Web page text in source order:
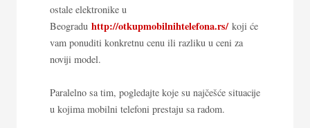
ostale elektronike u
Beogradu http://otkupmobilnihtelefona.rs/ koji će
vam ponuditi konkretnu cenu ili razliku u ceni za
noviji model.
Paralelno sa tim, pogledajte koje su najčešće situacije
u kojima mobilni telefoni prestaju sa radom.